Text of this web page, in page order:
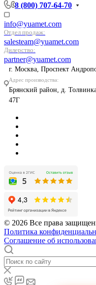
8 (800) 707-64-70
info@yuamet.com
Отдел продаж:
salesteam@yuamet.com
Дилерство:
partner@yuamet.com
г. Москва, Проспект
Адрес производства:
Брянский район, д.
47Г
© 2026 Все права
Политика
Соглашение об